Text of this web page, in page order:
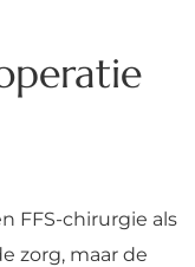
FFS-chirurgie als
zorg, maar de